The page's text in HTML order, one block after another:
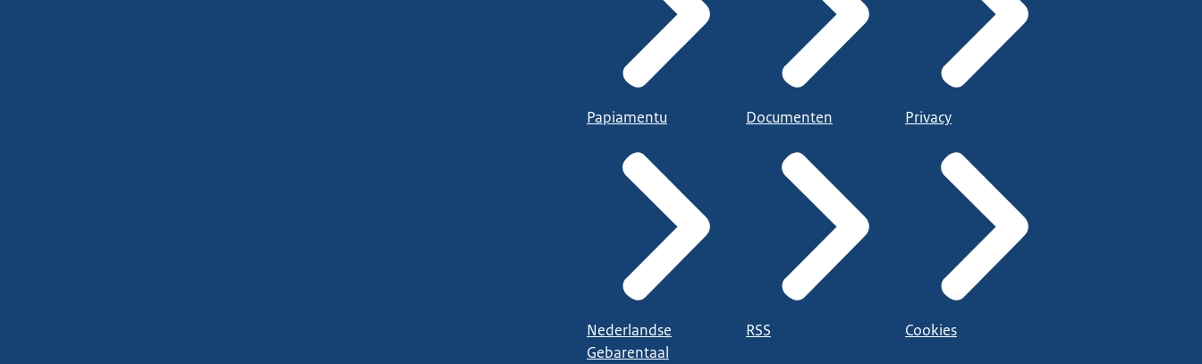
Papiamentu
Nederlandse
Gebarentaal
Documenten
RSS
Privacy
Cookies